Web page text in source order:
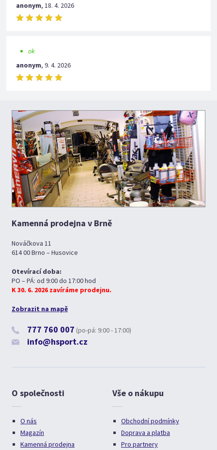
anonym,18. 4. 2026
ok
anonym,9. 4. 2026
Kamenná prodejna v Brně
Nováčkova 11
614 00 Brno – Husovice
Otevírací doba:
PO – PÁ: od 9:00 do 17:00 hod
K 30. 6. 2026 zavíráme prodejnu.
Zobrazit na mapě
777 760 007 (po-pá: 9:00 - 17:00)
info@hsport.cz
O společnosti
O nás
Magazín
Kamenná prodejna
Vše o nákupu
Obchodní podmínky
Doprava a platba
Pro partnery